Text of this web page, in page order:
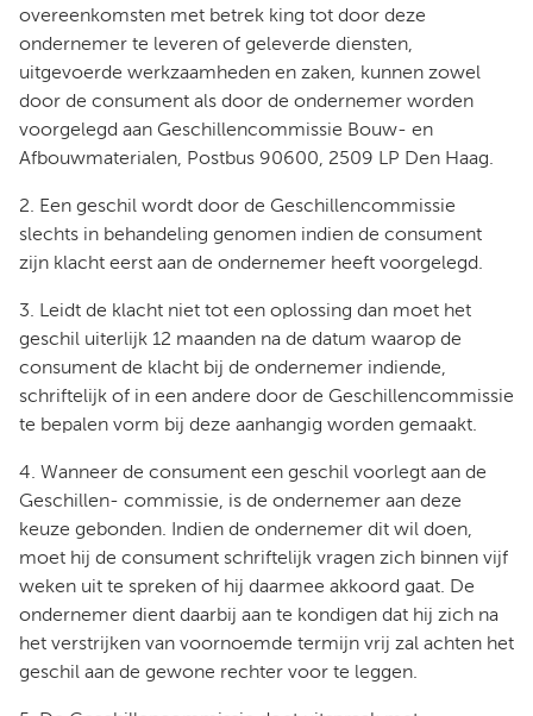
overeenkomsten met betrek king tot door deze
ondernemer te leveren of geleverde diensten,
uitgevoerde werkzaamheden en zaken, kunnen zowel
door de consument als door de ondernemer worden
voorgelegd aan Geschillencommissie Bouw- en
Afbouwmaterialen, Postbus 90600, 2509 LP Den Haag.
2. Een geschil wordt door de Geschillencommissie
slechts in behandeling genomen indien de consument
zijn klacht eerst aan de ondernemer heeft voorgelegd.
3. Leidt de klacht niet tot een oplossing dan moet het
geschil uiterlijk 12 maanden na de datum waarop de
consument de klacht bij de ondernemer indiende,
schriftelijk of in een andere door de Geschillencommissie
te bepalen vorm bij deze aanhangig worden gemaakt.
4. Wanneer de consument een geschil voorlegt aan de
Geschillen- commissie, is de ondernemer aan deze
keuze gebonden. Indien de ondernemer dit wil doen,
moet hij de consument schriftelijk vragen zich binnen vijf
weken uit te spreken of hij daarmee akkoord gaat. De
ondernemer dient daarbij aan te kondigen dat hij zich na
het verstrijken van voornoemde termijn vrij zal achten het
geschil aan de gewone rechter voor te leggen.